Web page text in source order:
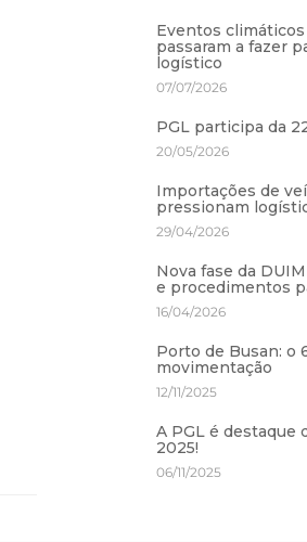
Eventos
passaram a fazer
logístico
07/07/2026
PGL participa da
20/05/2026
Importações de
pressionam
29/04/2026
Nova fase da
e procedimentos
16/04/2026
Porto de Busan: o
movimentação
12/11/2025
A PGL é destaque
2025!
06/11/2025